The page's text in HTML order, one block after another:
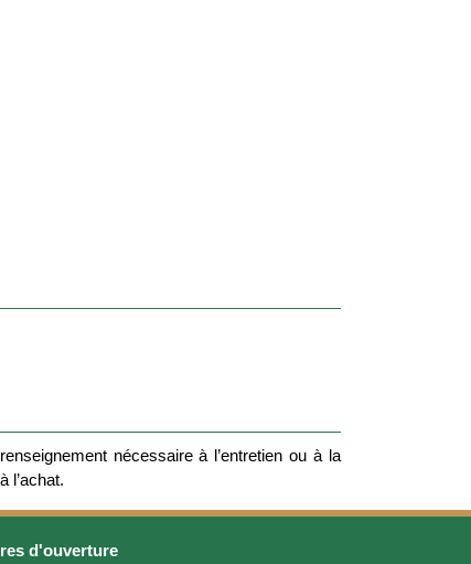
nécessaire à l’entretien ou à la
l’achat.
d'ouverture